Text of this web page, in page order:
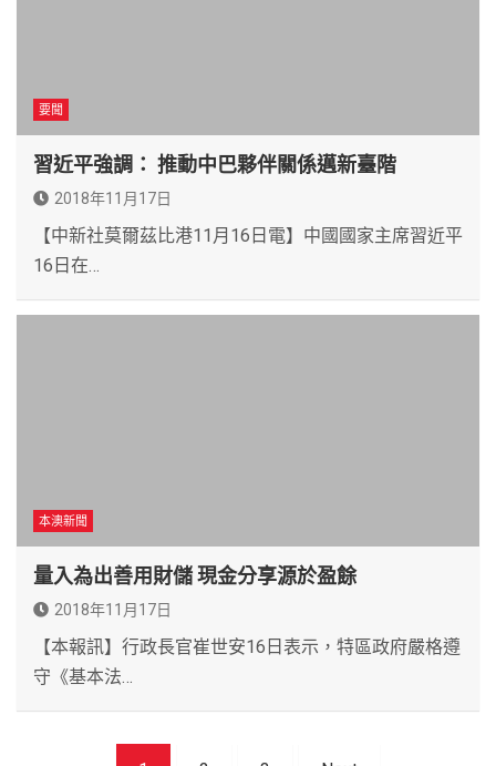
要聞
習近平強調： 推動中巴夥伴關係邁新臺階
2018年11月17日
【中新社莫爾茲比港11月16日電】中國國家主席習近平
16日在…
本澳新聞
量入為出善用財儲 現金分享源於盈餘
2018年11月17日
【本報訊】行政長官崔世安16日表示，特區政府嚴格遵
守《基本法…